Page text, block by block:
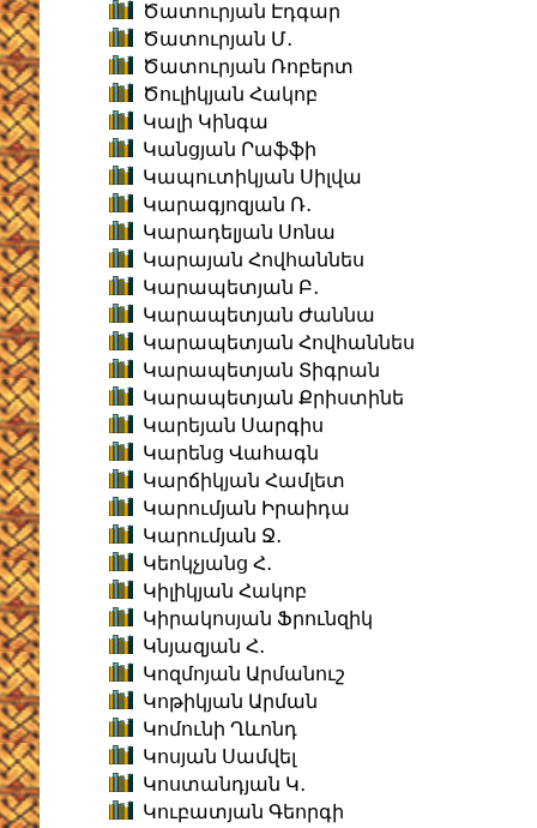
Ծատուրյան Էդգար
Ծատուրյան Մ․
Ծատուրյան Ռոբերտ
Ծուլիկյան Հակոբ
Կալի Կինգա
Կանցյան Րաֆֆի
Կապուտիկյան Սիլվա
Կարագյոզյան Ռ․
Կարադելյան Սոնա
Կարայան Հովհաննես
Կարապետյան Բ․
Կարապետյան Ժաննա
Կարապետյան Հովհաննես
Կարապետյան Տիգրան
Կարապետյան Քրիստինե
Կարեյան Սարգիս
Կարենց Վահագն
Կարճիկյան Համլետ
Կարումյան Իրաիդա
Կարումյան Ջ․
Կեոկչյանց Հ․
Կիլիկյան Հակոբ
Կիրակոսյան Ֆրունզիկ
Կնյազյան Հ․
Կոզմոյան Արմանուշ
Կոթիկյան Արման
Կոմունի Ղևոնդ
Կոսյան Սամվել
Կոստանդյան Կ․
Կուբատյան Գեորգի